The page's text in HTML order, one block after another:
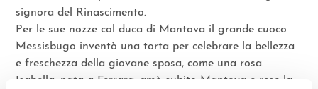
signora del Rinascimento.
Per le sue nozze col duca di Mantova il grande cuoco
Messisbugo inventò una torta per celebrare la bellezza
e freschezza della giovane sposa, come una rosa.
Isabella, nata a Ferrara, amò subito Mantova e rese la